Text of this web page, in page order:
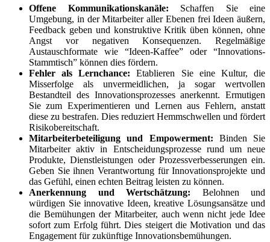
Offene Kommunikationskanäle: Schaffen Sie eine
Umgebung, in der Mitarbeiter aller Ebenen frei Ideen äußern,
Feedback geben und konstruktive Kritik üben können, ohne
Angst vor negativen Konsequenzen. Regelmäßige
Austauschformate wie “Ideen-Kaffee” oder “Innovations-
Stammtisch” können dies fördern.
Fehler als Lernchance: Etablieren Sie eine Kultur, die
Misserfolge als unvermeidlichen, ja sogar wertvollen
Bestandteil des Innovationsprozesses anerkennt. Ermutigen
Sie zum Experimentieren und Lernen aus Fehlern, anstatt
diese zu bestrafen. Dies reduziert Hemmschwellen und fördert
Risikobereitschaft.
Mitarbeiterbeteiligung und Empowerment: Binden Sie
Mitarbeiter aktiv in Entscheidungsprozesse rund um neue
Produkte, Dienstleistungen oder Prozessverbesserungen ein.
Geben Sie ihnen Verantwortung für Innovationsprojekte und
das Gefühl, einen echten Beitrag leisten zu können.
Anerkennung und Wertschätzung: Belohnen und
würdigen Sie innovative Ideen, kreative Lösungsansätze und
die Bemühungen der Mitarbeiter, auch wenn nicht jede Idee
sofort zum Erfolg führt. Dies steigert die Motivation und das
Engagement für zukünftige Innovationsbemühungen.